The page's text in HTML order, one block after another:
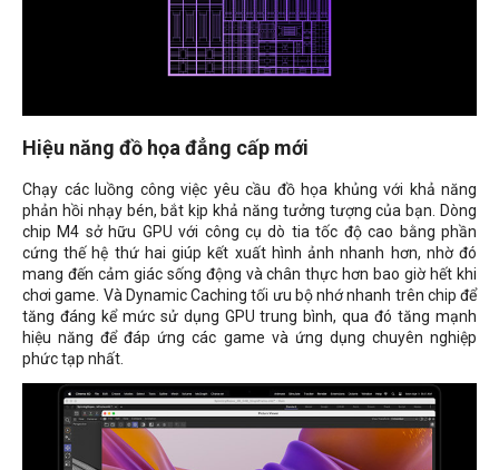
Hiệu năng đồ họa đẳng cấp mới
Chạy các luồng công việc yêu cầu đồ họa khủng với khả năng
phản hồi nhạy bén, bắt kịp khả năng tưởng tượng của bạn. Dòng
chip M4 sở hữu GPU với công cụ dò tia tốc độ cao bằng phần
cứng thế hệ thứ hai giúp kết xuất hình ảnh nhanh hơn, nhờ đó
mang đến cảm giác sống động và chân thực hơn bao giờ hết khi
chơi game. Và Dynamic Caching tối ưu bộ nhớ nhanh trên chip để
tăng đáng kể mức sử dụng GPU trung bình, qua đó tăng mạnh
hiệu năng để đáp ứng các game và ứng dụng chuyên nghiệp
phức tạp nhất.